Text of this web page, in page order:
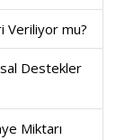
Veriliyor mu?
Destekler
Miktarı